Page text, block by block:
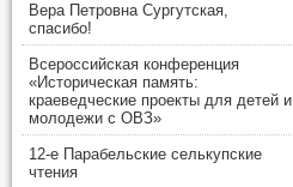
Вера Петровна Сургутская,
спасибо!
Всероссийская конференция
«Историческая память:
краеведческие проекты для детей и
молодежи с ОВЗ»
12-е Парабельские селькупские
чтения